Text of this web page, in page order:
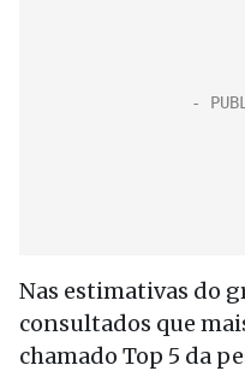
Nas estimativas do
consultados que
chamado Top 5 da